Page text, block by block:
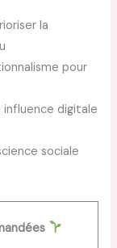
la
pour
influence digitale
sociale